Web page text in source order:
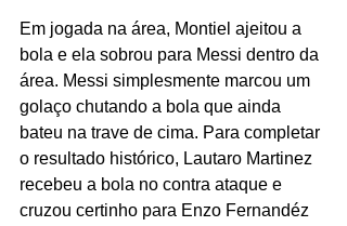
Em jogada na área, Montiel ajeitou a
bola e ela sobrou para Messi dentro da
área. Messi simplesmente marcou um
golaço chutando a bola que ainda
bateu na trave de cima. Para completar
o resultado histórico, Lautaro Martinez
recebeu a bola no contra ataque e
cruzou certinho para Enzo Fernandéz